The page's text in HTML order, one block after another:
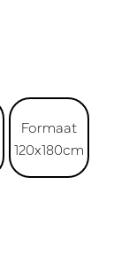
Formaat
120x180cm